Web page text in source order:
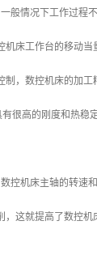
情况下工作过程
床工作台的移动
，数控机床的加
很高的刚度和热
控机床主轴的转
这就提高了数控